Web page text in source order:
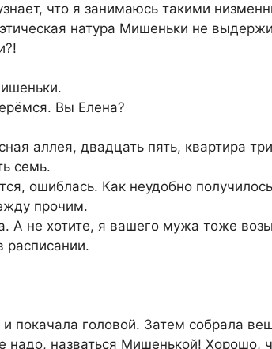
что я занимаюсь такими
натура Мишеньки не
Вы Елена?
аллея, двадцать пять, квартира
семь.
ошиблась. Как неудобно
прочим.
А не хотите, я вашего мужа тоже
расписании.
и покачала головой. Затем собрала
надо, назваться Мишенькой! Хорошо,